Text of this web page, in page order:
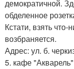
демократичной.
обделенное
Кстати, взять
возбраняется.
Адрес: ул. б.
5. кафе